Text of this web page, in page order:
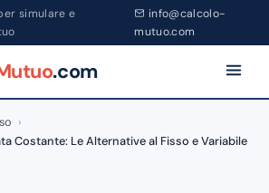
simulare e
info@calcolo-
mutuo.com
.com
Costante: Le Alternative al Fisso e Variabile